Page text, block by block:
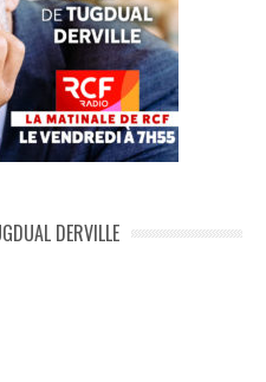
DERVILLE